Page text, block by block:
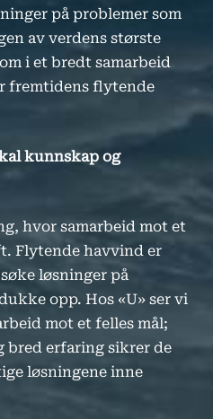
på problemer som
av verdens største
i et bredt samarbeid
fremtidens flytende
kunnskap og
hvor samarbeid mot et
Flytende havvind er
løsninger på
opp. Hos «U» ser vi
mot et felles mål;
bred erfaring sikrer de
løsningene inne